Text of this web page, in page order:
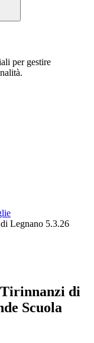
per gestire
Legnano 5.3.26
di
Scuola